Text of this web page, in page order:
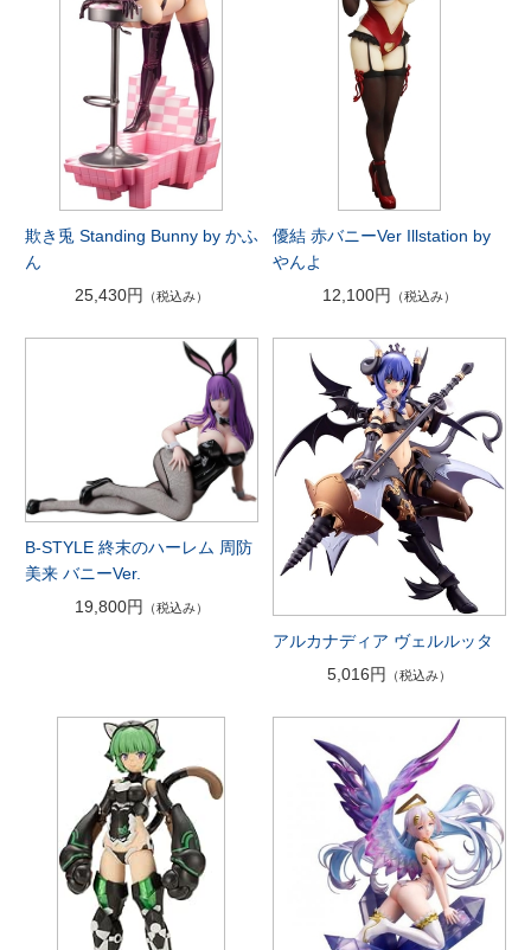
欺き兎 Standing Bunny by かふ
ん
25,430円
（税込み）
優結 赤バニーVer Illstation by
やんよ
12,100円
（税込み）
B-STYLE 終末のハーレム 周防
美来 バニーVer.
19,800円
（税込み）
アルカナディア ヴェルルッタ
5,016円
（税込み）